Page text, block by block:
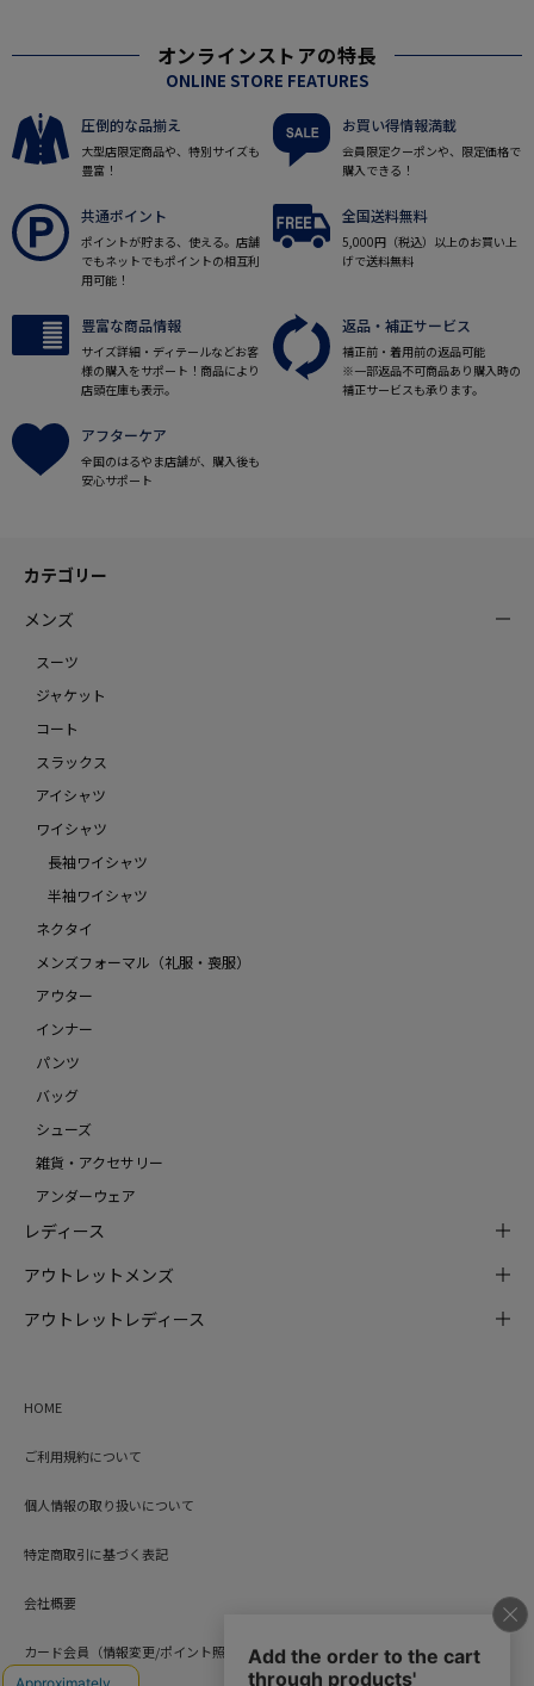
オンラインストアの特長
ONLINE STORE FEATURES
圧倒的な品揃え
大型店限定商品や、特別サイズも
豊富！
お買い得情報満載
会員限定クーポンや、限定価格で
購入できる！
共通ポイント
ポイントが貯まる、使える。店舗
でもネットでもポイントの相互利
用可能！
全国送料無料
5,000円（税込）以上のお買い上
げで送料無料
豊富な商品情報
サイズ詳細・ディテールなどお客
様の購入をサポート！商品により
店頭在庫も表示。
返品・補正サービス
補正前・着用前の返品可能
※一部返品不可商品あり購入時の
補正サービスも承ります。
アフターケア
全国のはるやま店舗が、購入後も
安心サポート
カテゴリー
メンズ
スーツ
ジャケット
コート
スラックス
アイシャツ
ワイシャツ
長袖ワイシャツ
半袖ワイシャツ
ネクタイ
メンズフォーマル（礼服・喪服）
アウター
インナー
パンツ
バッグ
シューズ
雑貨・アクセサリー
アンダーウェア
レディース
アウトレットメンズ
アウトレットレディース
HOME
ご利用規約について
個人情報の取り扱いについて
特定商取引に基づく表記
会社概要
カード会員（情報変更/ポイント照会）